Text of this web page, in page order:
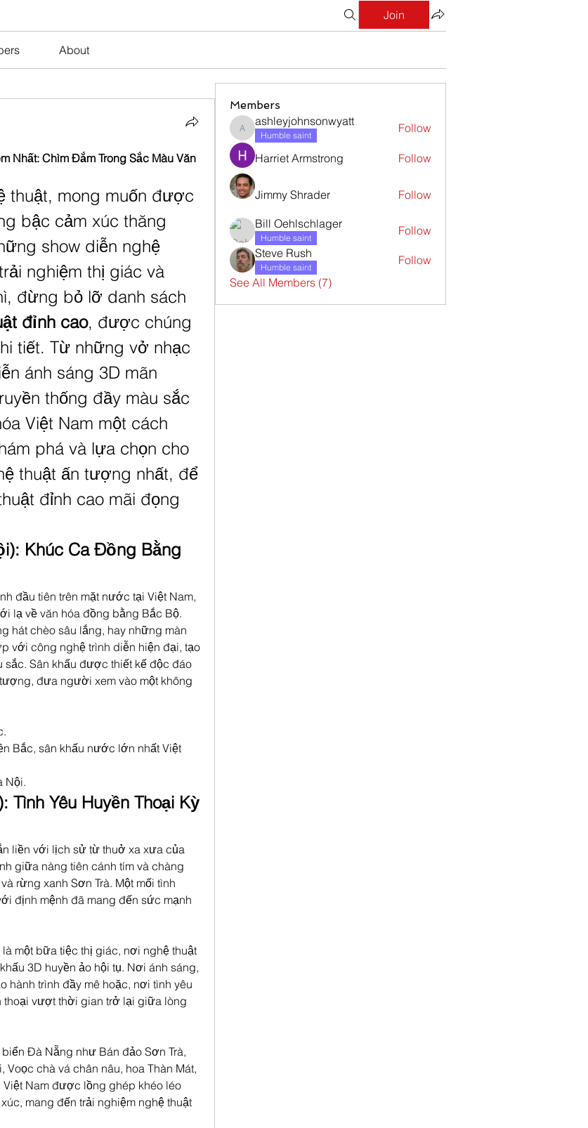
Join
About
Nhất: Chìm Đắm Trong Sắc Màu Văn
thuật, mong muốn được
bậc cảm xúc thăng
show diễn nghệ
nghiệm thị giác và
đỉnh cao, được chúng
tiết. Từ những vở nhạc
ánh sáng 3D mãn
thống đầy màu sắc
Việt Nam một cách
phá và lựa chọn cho
thuật ấn tượng nhất, để
đỉnh cao mãi đọng
Khúc Ca Đồng Bằng
đầu tiên trên mặt nước tại Việt Nam,
lạ về văn hóa đồng bằng Bắc Bộ.
hát chèo sâu lắng, hay những màn
với công nghệ trình diễn hiện đại, tạo
sắc. Sân khấu được thiết kế độc đáo
đưa người xem vào một không
Bắc, sân khấu nước lớn nhất Việt
Nội.
Tình Yêu Huyền Thoại Kỳ
liền với lịch sử từ thuở xa xưa của
giữa nàng tiên cánh tím và chàng
rừng xanh Sơn Trà. Một mối tình
định mệnh đã mang đến sức mạnh
là một bữa tiệc thị giác, nơi nghệ thuật
3D huyền ảo hội tụ. Nơi ánh sáng,
hành trình đầy mê hoặc, nơi tình yêu
thoại vượt thời gian trở lại giữa lòng
Đà Nẵng như Bán đảo Sơn Trà,
chà vá chân nâu, hoa Thàn Mát,
Nam được lồng ghép khéo léo
mang đến trải nghiệm nghệ thuật
Members
ashleyjohnsonwyatt
ashleyjohnsonwyatt
Humble saint
Follow
Harriet Armstrong Follow
Jimmy Shrader Follow
Bill Oehlschlager
Humble saint
Follow
Steve Rush
Humble saint
Follow
See All Members (7)